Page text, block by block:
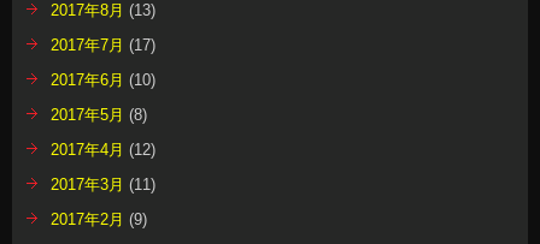
2017年8月 (13)
2017年7月 (17)
2017年6月 (10)
2017年5月 (8)
2017年4月 (12)
2017年3月 (11)
2017年2月 (9)